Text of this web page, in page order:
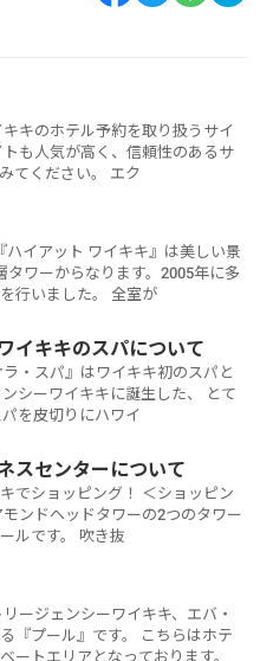
キのホテル予約を取り扱うサイ
も人気が高く、信頼性のあるサ
てください。 エク
イアット ワイキキ』は美しい景
ワーからなります。2005年に多
行いました。 全室が
イキキのスパについて
・スパ』はワイキキ初のスパと
シーワイキキに誕生した、 とて
を皮切りにハワイ
スセンターについて
でショッピング！ ＜ショッピン
ンドヘッドタワーの2つのタワー
ルです。 吹き抜
ージェンシーワイキキ、エバ・
『プール』です。 こちらはホテ